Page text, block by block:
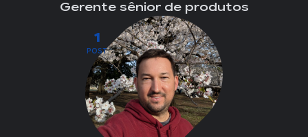
1
POST
Gerente sênior de produtos